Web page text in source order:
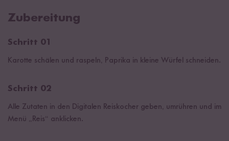
Zubereitung
Schritt 01
Karotte schälen und raspeln, Paprika in kleine Würfel schneiden.
Schritt 02
Alle Zutaten in den Digitalen Reiskocher geben, umrühren und im
Menü „Reis“ anklicken.